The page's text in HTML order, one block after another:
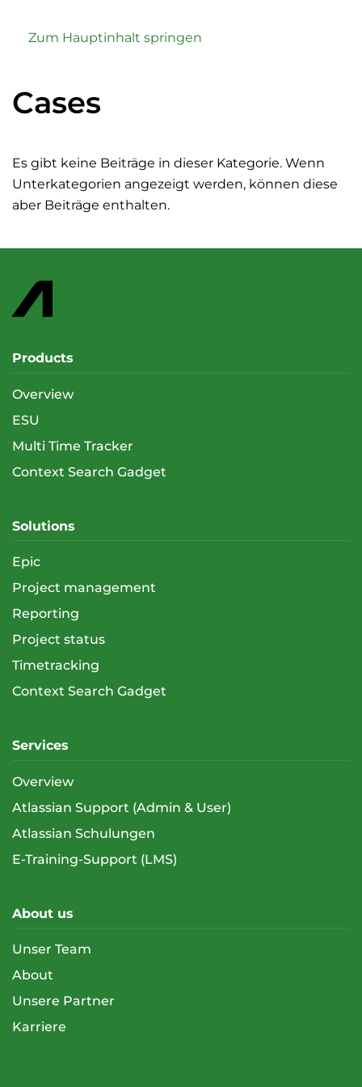
Zum Hauptinhalt springen
Cases
Es gibt keine Beiträge in dieser Kategorie. Wenn
Unterkategorien angezeigt werden, können diese
aber Beiträge enthalten.
Products
Overview
ESU
Multi Time Tracker
Context Search Gadget
Solutions
Epic
Project management
Reporting
Project status
Timetracking
Context Search Gadget
Services
Overview
Atlassian Support (Admin & User)
Atlassian Schulungen
E-Training-Support (LMS)
About us
Unser Team
About
Unsere Partner
Karriere